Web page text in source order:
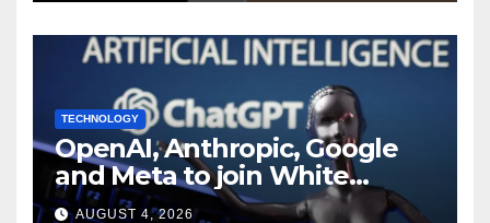
TECHNOLOGY
OpenAI, Anthropic, Google
and Meta to join White
House AI security meeting
AUGUST 4, 2026